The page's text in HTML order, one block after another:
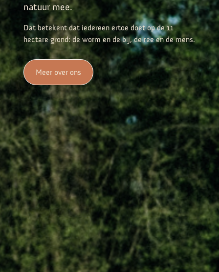
natuur mee.
Dat betekent dat iedereen ertoe doet op de 11
hectare grond: de worm en de bij, de ree en de mens.
Meer over ons